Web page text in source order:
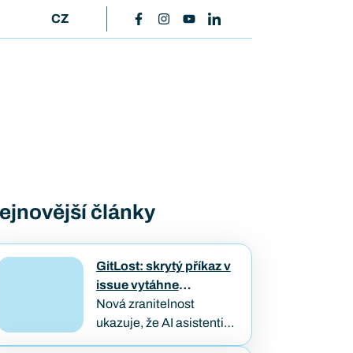
CZ
články
GitLost: skrytý příkaz v
issue vytáhne
soukromý kód
Nová zranitelnost
ukazuje, že AI asistenti